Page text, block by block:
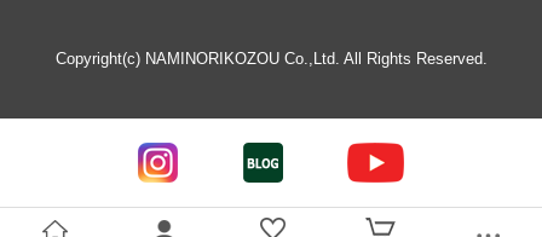
Copyright(c) NAMINORIKOZOU Co.,Ltd. All Rights Reserved.